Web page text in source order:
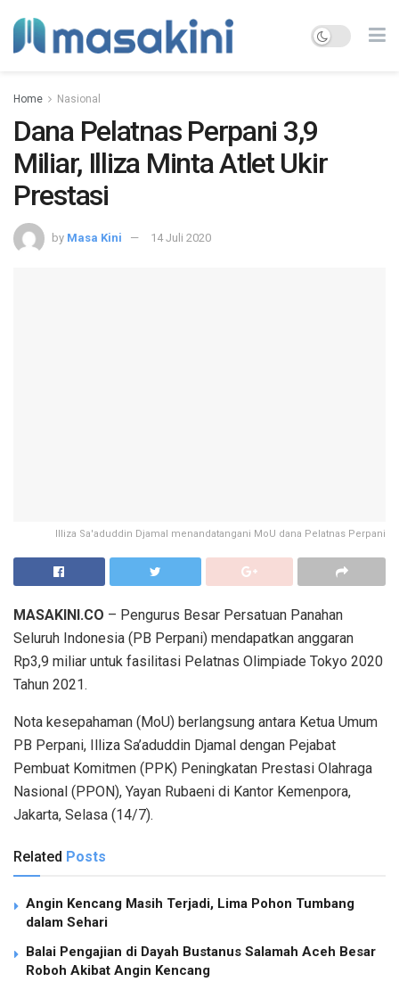
Home Nasional
Dana Pelatnas Perpani 3,9
Miliar, Illiza Minta Atlet Ukir
Prestasi
by Masa Kini 14 Juli 2020
Illiza Sa'aduddin Djamal menandatangani MoU dana Pelatnas Perpani
MASAKINI.CO – Pengurus Besar Persatuan Panahan
Seluruh Indonesia (PB Perpani) mendapatkan anggaran
Rp3,9 miliar untuk fasilitasi Pelatnas Olimpiade Tokyo 2020
Tahun 2021.
Nota kesepahaman (MoU) berlangsung antara Ketua Umum
PB Perpani, Illiza Sa’aduddin Djamal dengan Pejabat
Pembuat Komitmen (PPK) Peningkatan Prestasi Olahraga
Nasional (PPON), Yayan Rubaeni di Kantor Kemenpora,
Jakarta, Selasa (14/7).
Related Posts
Angin Kencang Masih Terjadi, Lima Pohon Tumbang
dalam Sehari
Balai Pengajian di Dayah Bustanus Salamah Aceh Besar
Roboh Akibat Angin Kencang